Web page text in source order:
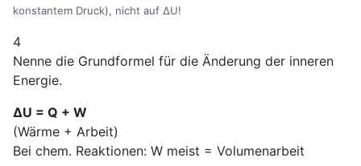
konstantem Druck), nicht auf ΔU!
4
Nenne die Grundformel für die Änderung der inneren
Energie.
ΔU = Q + W
(Wärme + Arbeit)
Bei chem. Reaktionen: W meist = Volumenarbeit